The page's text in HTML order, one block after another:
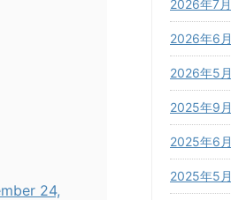
24,
2026年7月
2026年6月
2026年5月
2025年9月
2025年6月
2025年5月